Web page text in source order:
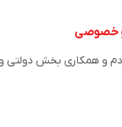
و خصوصی
و همکاری بخش دولتی